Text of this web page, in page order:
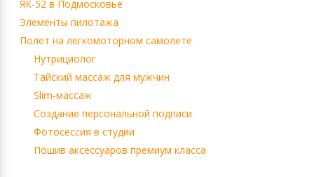
ЯК-52 в Подмосковье
Элементы пилотажа
Полет на легкомоторном самолете
Нутрициолог
Тайский массаж для мужчин
Slim-массаж
Создание персональной подписи
Фотосессия в студии
Пошив аксессуаров премиум класса